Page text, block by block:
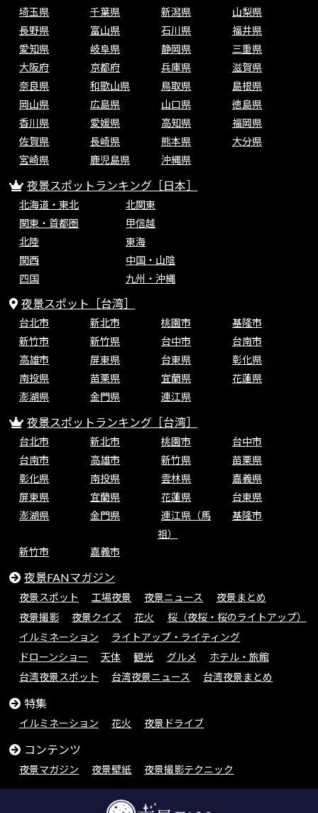
埼玉県
千葉県 新潟県
山梨県
長野県
富山県 石川県
福井県
愛知県
岐阜県 静岡県
三重県
大阪府
京都府 兵庫県
滋賀県
奈良県
和歌山県 鳥取県
島根県
岡山県
広島県 山口県
徳島県
香川県
愛媛県 高知県
福岡県
佐賀県
長崎県 熊本県
大分県
宮崎県
鹿児島県 沖縄県
夜景スポットランキング［日本］
北海道・東北
北関東
関東・首都圏
甲信越
北陸
東海
関西
中国・山陰
四国
九州・沖縄
夜景スポット［台湾］
台北市 新北市 桃園市
基隆市
新竹市
新竹県 台中市
台南市
高雄市
屏東県 台東県
彰化県
南投県
苗栗県 宜蘭県
花蓮県
澎湖県
金門県 連江県
夜景スポットランキング［台湾］
台北市 新北市 桃園市
台中市
台南市
高雄市 新竹県
苗栗県
彰化県
南投県 雲林県
嘉義県
屏東県
宜蘭県 花蓮県
台東県
澎湖県
金門県
連江県（馬
祖）
基隆市
新竹市 嘉義市
夜景FANマガジン
夜景スポット 工場夜景 夜景ニュース
夜景まとめ
夜景撮影
夜景クイズ 花火
桜（夜桜・桜のライトアップ）
イルミネーション
ライトアップ・ライティング
ドローンショー
天体 観光 グルメ
ホテル・旅館
台湾夜景スポット
台湾夜景ニュース 台湾夜景まとめ
特集
イルミネーション 花火 夜景ドライブ
コンテンツ
夜景マガジン 夜景壁紙 夜景撮影テクニック